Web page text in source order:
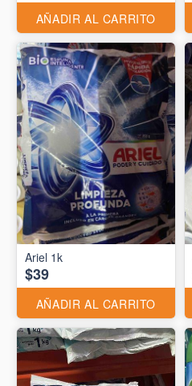
AÑADIR AL CARRITO
Ariel 1k
$39
AÑADIR AL CARRITO